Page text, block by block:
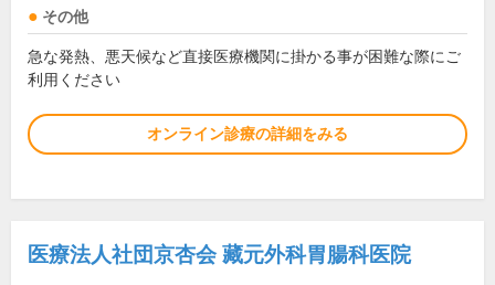
その他
急な発熱、悪天候など直接医療機関に掛かる事が困難な際にご
利用ください
オンライン診療の詳細をみる
医療法人社団京杏会 藏元外科胃腸科医院